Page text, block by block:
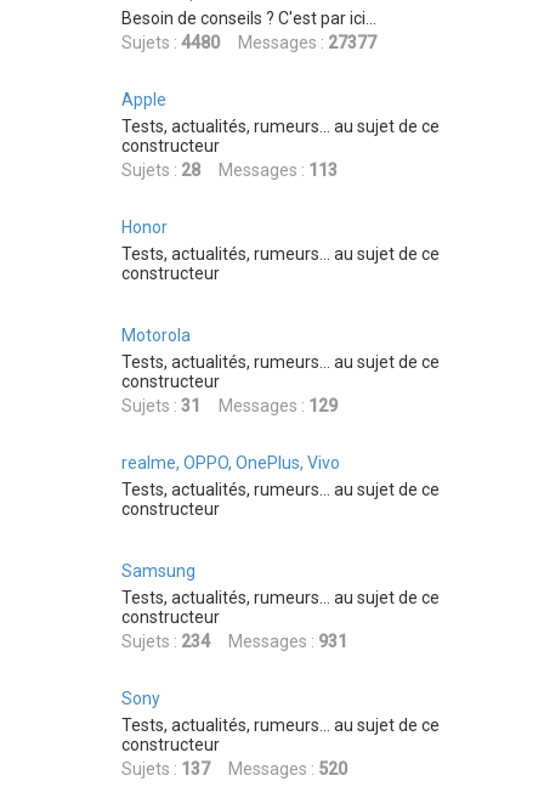
Besoin de conseils ? C'est par ici...
Sujets : 4480 Messages : 27377
Apple
Tests, actualités, rumeurs... au sujet de ce
constructeur
Sujets : 28 Messages : 113
Honor
Tests, actualités, rumeurs... au sujet de ce
constructeur
Motorola
Tests, actualités, rumeurs... au sujet de ce
constructeur
Sujets : 31 Messages : 129
realme, OPPO, OnePlus, Vivo
Tests, actualités, rumeurs... au sujet de ce
constructeur
Samsung
Tests, actualités, rumeurs... au sujet de ce
constructeur
Sujets : 234Messages : 931
Sony
Tests, actualités, rumeurs... au sujet de ce
constructeur
Sujets : 137Messages : 520